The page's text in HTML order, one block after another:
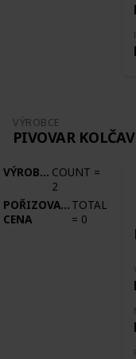
VÝROBCE
PIVOVAR
VÝROBCE COUNT =
2
POŘIZOVACÍ
CENA
TOTAL
= 0